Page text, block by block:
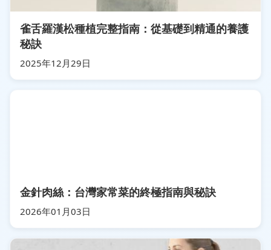
雀舌羅漢松種植完整指南：從基礎到精通的養護
秘訣
2025年12月29日
金針肉絲：台灣家常菜的終極指南與秘訣
2026年01月03日